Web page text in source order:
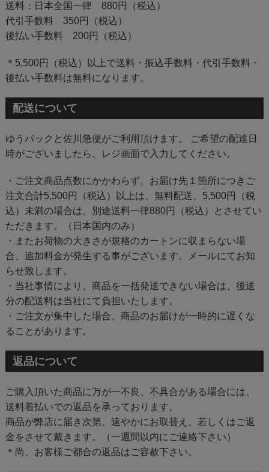
送料：日本全国一律 880円（税込）
代引手数料 350円（税込）
後払い手数料 200円（税込）
＊5,500円（税込）以上で送料・振込手数料・代引手数料・
後払い手数料は無料になります。
配送について
ゆうパックと佐川急便がご利用頂けます。 ご希望の配達日
時がございましたら、レジ画面で入力してください。
・ご注文商品点数にかかわらず、お届け先１箇所につきご
注文合計5,500円（税込）以上は、無料配送。5,500円（税
込）未満の場合は、別途送料一律880円（税込）とさせてい
ただきます。（日本国内のみ）
・またお荷物の大きさが規格のカートンに収まらない場
合、追加料金が発生する事がございます。メールにてお知
らせ致します。
・当社事情により、商品を一括発送できない場合は、後送
分の配送料は当社にて負担いたします。
・ご注文が集中した場合、商品のお届けが一時的に遅くな
ることがあります。
返品について
ご購入頂いた商品に万が一不良、不具合がある場合には、
送料着払いでの返品を承っております。
商品が弊店に届き次第、速やかにお取替え、若しくはご返
金をさせて戴きます。（一週間以内にご連絡下さい）
＊尚、お客様ご都合の返品はご容赦下さい。